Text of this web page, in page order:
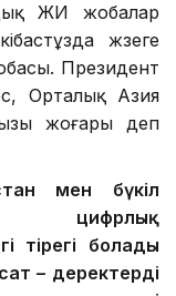
ЖИ жобалар
жүзеге
Президент
Орталық Азия
жоғары деп
мен бүкіл
цифрлық
тірегі болады
– деректерді